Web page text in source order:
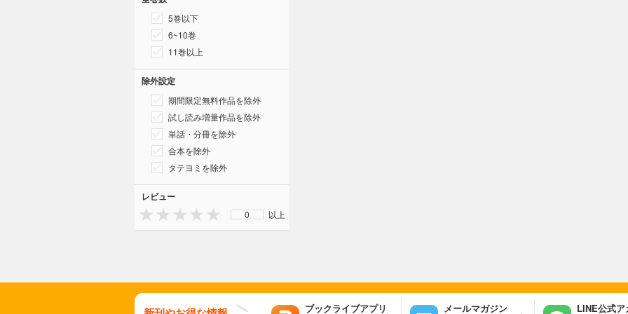
5巻以下
6~10巻
11巻以上
除外設定
期間限定無料作品を除外
試し読み増量作品を除外
単話・分冊を除外
合本を除外
タテヨミを除外
レビュー
0 以上
ブックライブアプリ メールマガジン LINE公式ア